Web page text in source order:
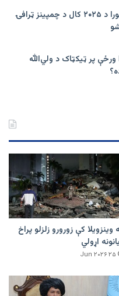
د کرکټ نړیوالې شورا د ۲۰۲۵ کال د چمپینز ټرافۍ
پر ټيکټاک د ولي‌الله
وینزویلا کې زورورو زلزلو پراخ
اړولي
۲۵ Jun ۲۰۲۶